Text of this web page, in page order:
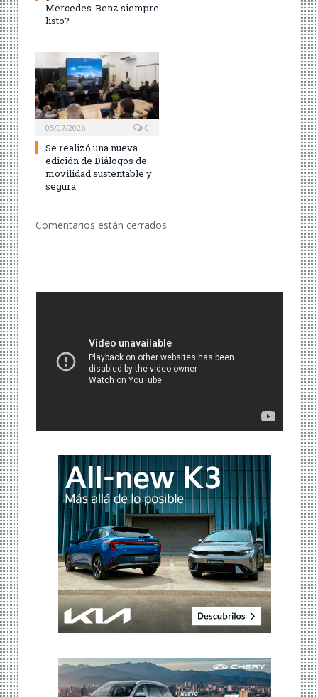
Mercedes-Benz siempre
listo?
05/07/2026 0
Se realizó una nueva
edición de Diálogos de
movilidad sustentable y
segura
Comentarios están cerrados.